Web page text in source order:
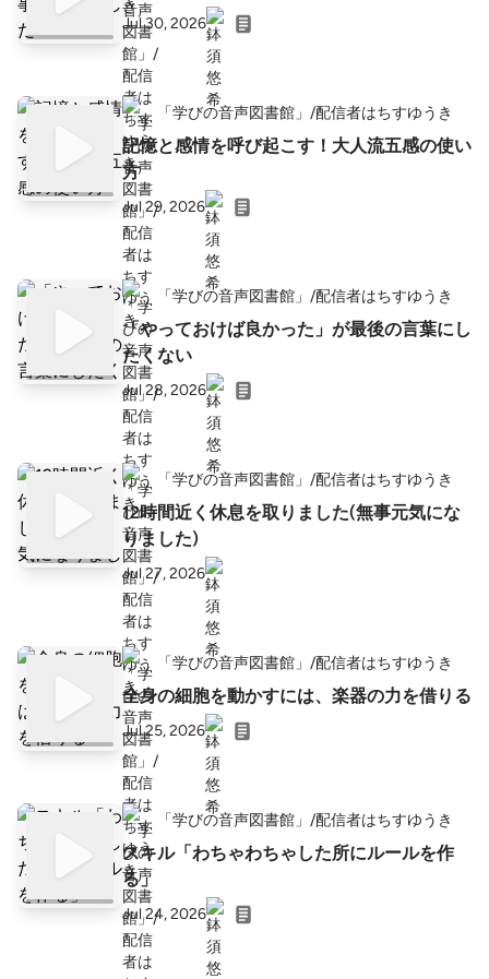
Jul 30, 2026
「学びの音声図書館」/配信者はちすゆうき
記憶と感情を呼び起こす！大人流五感の使い
方
Jul 29, 2026
「学びの音声図書館」/配信者はちすゆうき
「やっておけば良かった」が最後の言葉にし
たくない
Jul 28, 2026
「学びの音声図書館」/配信者はちすゆうき
12時間近く休息を取りました(無事元気にな
りました)
Jul 27, 2026
「学びの音声図書館」/配信者はちすゆうき
全身の細胞を動かすには、楽器の力を借りる
Jul 25, 2026
「学びの音声図書館」/配信者はちすゆうき
スキル「わちゃわちゃした所にルールを作
る」
Jul 24, 2026